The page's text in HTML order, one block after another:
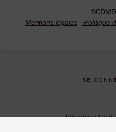
Mentions légales- Politique
SE
Powered byFluida